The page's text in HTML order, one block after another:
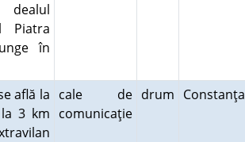
Piatra
în
află la
3 km
cale de
comunicaţie
drum Constanţa